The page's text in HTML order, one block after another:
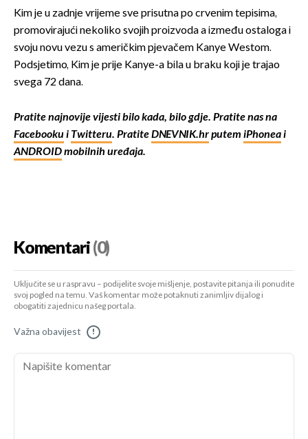
Kim je u zadnje vrijeme sve prisutna po crvenim tepisima,
promovirajući nekoliko svojih proizvoda a između ostaloga i
svoju novu vezu s američkim pjevačem Kanye Westom.
Podsjetimo, Kim je prije Kanye-a bila u braku koji je trajao
svega 72 dana.
Pratite najnovije vijesti bilo kada, bilo gdje. Pratite nas na
Facebookui Twitteru. PratiteDNEVNIK.hrputem iPhoneai
ANDROIDmobilnih uređaja.
Komentari(0)
Uključite se u raspravu – podijelite svoje mišljenje, postavite pitanja ili ponudite
svoj pogled na temu. Vaš komentar može potaknuti zanimljiv dijalog i
obogatiti zajednicu našeg portala.
Važna obavijest !